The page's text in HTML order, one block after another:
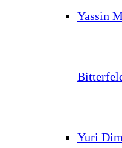
Yassin
Yuri